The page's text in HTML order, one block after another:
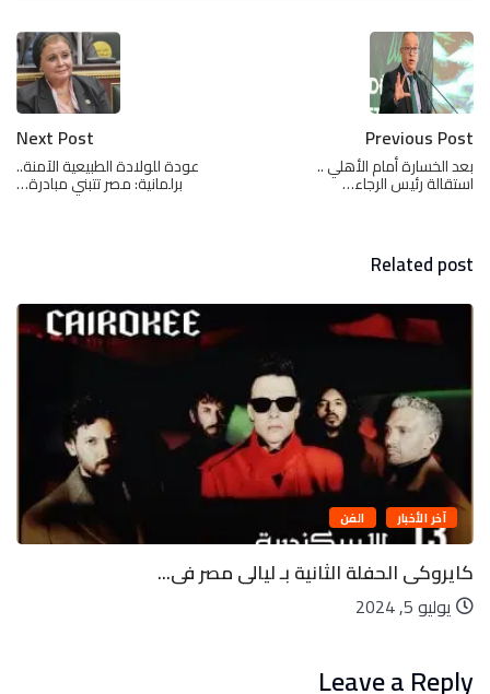
Previous Post
بعد الخسارة أمام الأهلي ..
استقالة رئيس الرجاء…
Next Post
عودة للولادة الطبيعية الآمنة..
برلمانية: مصر تتبني مبادرة…
Related post
آخر الأخبار الفن
كايروكى الحفلة الثانية بـ ليالى مصر فى...
يوليو 5, 2024
Leave a Reply